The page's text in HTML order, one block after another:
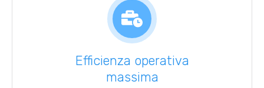
Efficienza operativa
massima